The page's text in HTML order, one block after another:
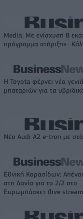
Media: Με ενίσχυση 8
πρόγραμμα στήριξης-
Η Toyota φέρνει νέα γενιά
μπαταριών για τα
Νέο Audi A2 e-tron με
Εθνική Κορασίδων:
στη Δανία για το 2/2 στο
Ευρωμπάσκετ (live